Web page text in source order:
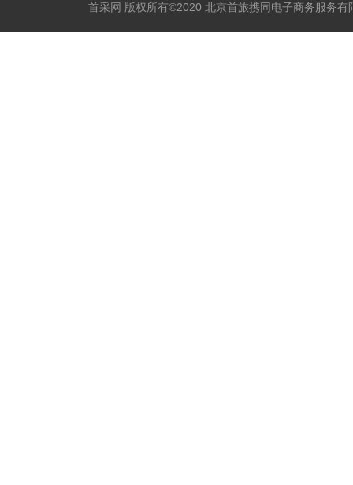
首采网 版权所有©2020 北京首旅携同电子商务服务有